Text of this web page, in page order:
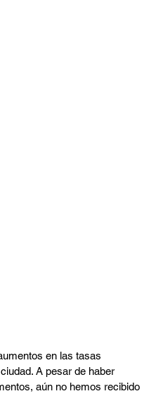
en las tasas
A pesar de haber
aún no hemos recibido